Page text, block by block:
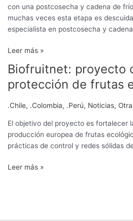
con una postcosecha y cadena de
muchas veces esta etapa es
especialista en postcosecha y
Leer más »
Biofruitnet: proyecto
protección de frutas
.Chile, .Colombia, .Perú, Noticias,
El objetivo del proyecto es fortalecer
producción europea de frutas
prácticas de control y redes sólidas
Biofruitnet:
optimizará
protección
de
frutas
ecológicas
Leer más »